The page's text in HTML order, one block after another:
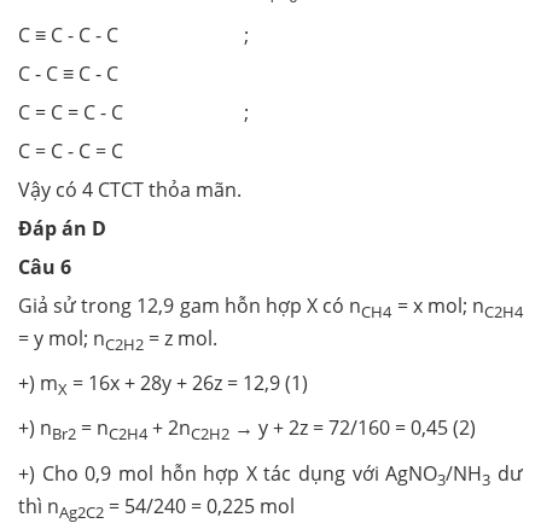
C ≡ C - C - C ;
C - C ≡ C - C
C = C = C - C ;
C = C - C = C
Vậy có 4 CTCT thỏa mãn.
Đáp án D
Câu 6
Giả sử trong 12,9 gam hỗn hợp X có nCH4 = x mol; nC2H4
= y mol; nC2H2 = z mol.
+) mX = 16x + 28y + 26z = 12,9 (1)
+) nBr2 = nC2H4 + 2nC2H2 → y + 2z = 72/160 = 0,45 (2)
+) Cho 0,9 mol hỗn hợp X tác dụng với AgNO3/NH3 dư
thì nAg2C2 = 54/240 = 0,225 mol